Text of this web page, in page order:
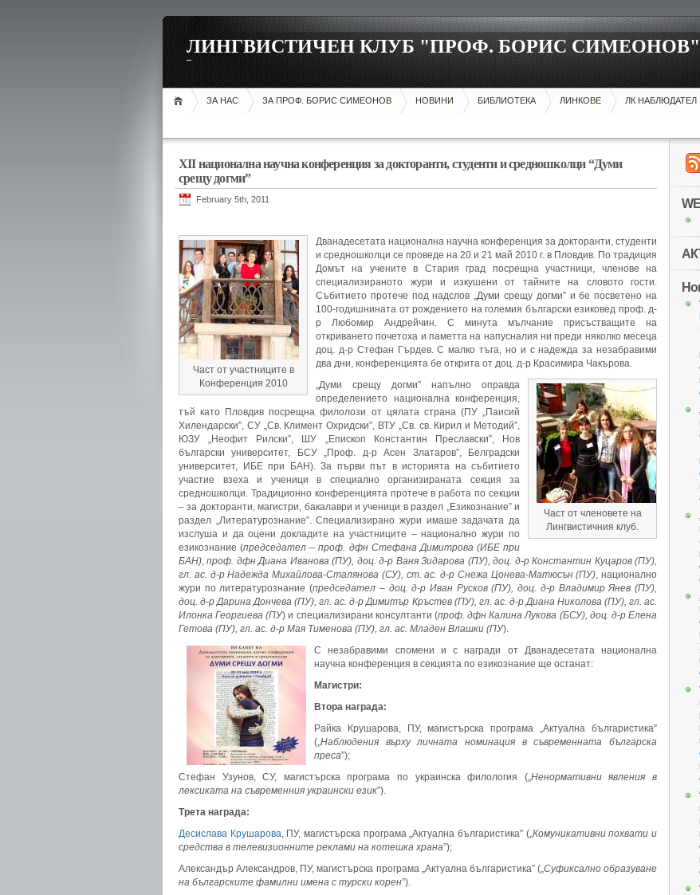
ЛИНГВИСТИЧЕН КЛУБ "ПРОФ. БОРИС СИМЕОНОВ"
ЗА НАС ЗА ПРОФ. БОРИС СИМЕОНОВ НОВИНИ БИБЛИОТЕКА ЛИНКОВЕ ЛК НАБЛЮДАТЕЛ
ХІІ национална научна конференция за докторанти, студенти и средношколци “Думи
срещу догми”
February 5th, 2011
Част от участниците в
Конференция 2010
Дванадесетата национална научна конференция за докторанти, студенти
и средношколци се проведе на 20 и 21 май 2010 г. в Пловдив. По традиция
Домът на учените в Стария град посрещна участници, членове на
специализираното жури и изкушени от тайните на словото гости.
Събитието протече под надслов „Думи срещу догми” и бе посветено на
100-годишнината от рождението на големия български езиковед проф. д-
р Любомир Андрейчин. С минута мълчание присъстващите на
откриването почетоха и паметта на напусналия ни преди няколко месеца
доц. д-р Стефан Гърдев. С малко тъга, но и с надежда за незабравими
два дни, конференцията бе открита от доц. д-р Красимира Чакърова.
Част от членовете на
Лингвистичния клуб.
„Думи срещу догми” напълно оправда
определението национална конференция,
тъй като Пловдив посрещна филолози от цялата страна (ПУ „Паисий
Хилендарски”, СУ „Св. Климент Охридски”, ВТУ „Св. св. Кирил и Методий”,
ЮЗУ „Неофит Рилски”, ШУ „Епископ Константин Преславски”, Нов
български университет, БСУ „Проф. д-р Асен Златаров”, Белградски
университет, ИБЕ при БАН). За първи път в историята на събитието
участие взеха и ученици в специално организираната секция за
средношколци. Традиционно конференцията протече в работа по секции
– за докторанти, магистри, бакалаври и ученици в раздел „Езикознание” и
раздел „Литературознание”. Специализирано жури имаше задачата да
изслуша и да оцени докладите на участниците – национално жури по
езикознание (председател – проф. дфн Стефана Димитрова (ИБЕ при
БАН), проф. дфн Диана Иванова (ПУ), доц. д-р Ваня Зидарова (ПУ), доц. д-р Константин Куцаров (ПУ),
гл. ас. д-р Надежда Михайлова-Сталянова (СУ), ст. ас. д-р Снежа Цонева-Матюсън (ПУ), национално
жури по литературознание (председател – доц. д-р Иван Русков (ПУ), доц. д-р Владимир Янев (ПУ),
доц. д-р Дарина Дончева (ПУ), гл. ас. д-р Димитър Кръстев (ПУ), гл. ас. д-р Диана Николова (ПУ), гл. ас.
Илонка Георгиева (ПУ) и специализирани консултанти (проф. дфн Калина Лукова (БСУ), доц. д-р Елена
Гетова (ПУ), гл. ас. д-р Мая Тименова (ПУ), гл. ас. Младен Влашки (ПУ).
С незабравими спомени и с награди от Дванадесетата национална
научна конференция в секцията по езикознание ще останат:
Магистри:
Втора награда:
Райка Крушарова, ПУ, магистърска програма „Актуална българистика”
(„Наблюдения върху личната номинация в съвременната българска
преса”);
Стефан Узунов, СУ, магистърска програма по украинска филология („Ненормативни явления в
лексиката на съвременния украински език”).
Трета награда:
Десислава Крушарова, ПУ, магистърска програма „Актуална българистика” („Комуникативни похвати и
средства в телевизионните реклами на котешка храна”);
Александър Александров, ПУ, магистърска програма „Актуална българистика” („Суфиксално образуване
на българските фамилни имена с турски корен”).